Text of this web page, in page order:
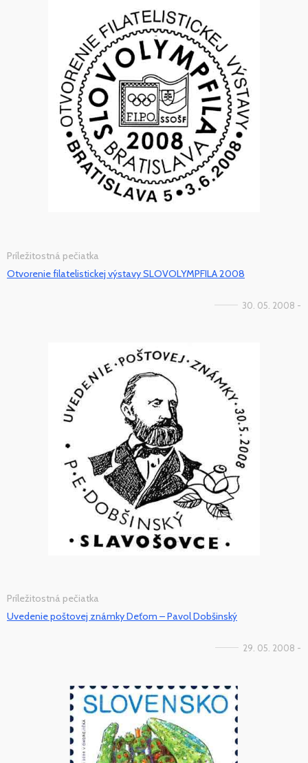
Príležitostná pečiatka
Otvorenie filatelistickej výstavy SLOVOLYMPFILA 2008
30. 05. 2008 -
Príležitostná pečiatka
Uvedenie poštovej známky Deťom – Pavol Dobšinský
29. 05. 2008 -